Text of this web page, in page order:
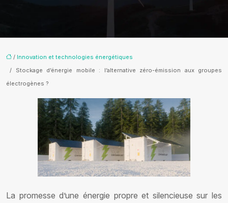
/ Innovation et technologies énergétiques
/ Stockage d’énergie mobile : l’alternative zéro-émission aux groupes
électrogènes ?
La promesse d’une énergie propre et silencieuse sur les